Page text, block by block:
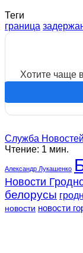
Теги
граница
Хотите чаще
Служба Новостей
Чтение: 1 мин.
Александр Лукашенко
Новости
белорусы
новости новости